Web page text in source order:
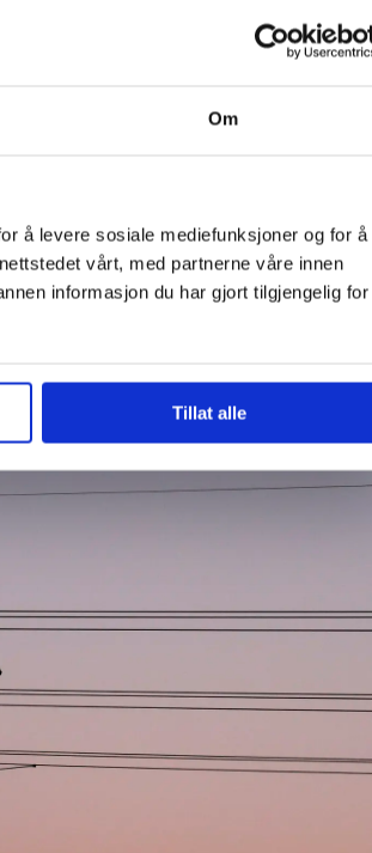
Om
å levere sosiale mediefunksjoner og for å
vårt, med partnerne våre innen
informasjon du har gjort tilgjengelig for
Tillat alle
Ap-ere splittet i synet
på drivstoff